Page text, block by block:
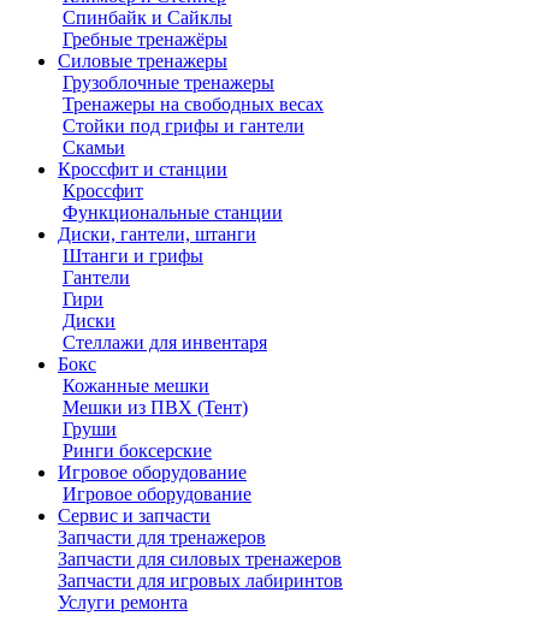
Спинбайк и Сайклы
Гребные тренажёры
Силовые тренажеры
Грузоблочные тренажеры
Тренажеры на свободных весах
Стойки под грифы и гантели
Скамьи
Кроссфит и станции
Кроссфит
Функциональные станции
Диски, гантели, штанги
Штанги и грифы
Гантели
Гири
Диски
Стеллажи для инвентаря
Бокс
Кожанные мешки
Мешки из ПВХ (Тент)
Груши
Ринги боксерские
Игровое оборудование
Игровое оборудование
Сервис и запчасти
Запчасти для тренажеров
Запчасти для силовых тренажеров
Запчасти для игровых лабиринтов
Услуги ремонта